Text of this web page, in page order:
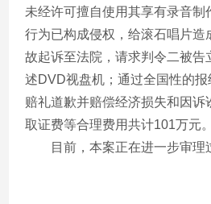
未经许可擅自使用其享有录音制
行为已构成侵权，给滚石唱片造
故起诉至法院，请求判令二被告
述DVD视盘机；通过全国性的
赔礼道歉并赔偿经济损失和因诉
取证费等合理费用共计101万元。
目前，本案正在进一步审理